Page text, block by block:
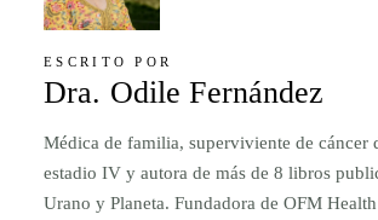
ESCRITO POR
Dra. Odile Fernández
Médica de familia, superviviente de cáncer
estadio IV y autora de más de 8 libros
Urano y Planeta. Fundadora de OFM